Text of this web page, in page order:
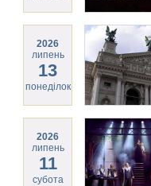
2026
липень
13
понеділок
2026
липень
11
субота